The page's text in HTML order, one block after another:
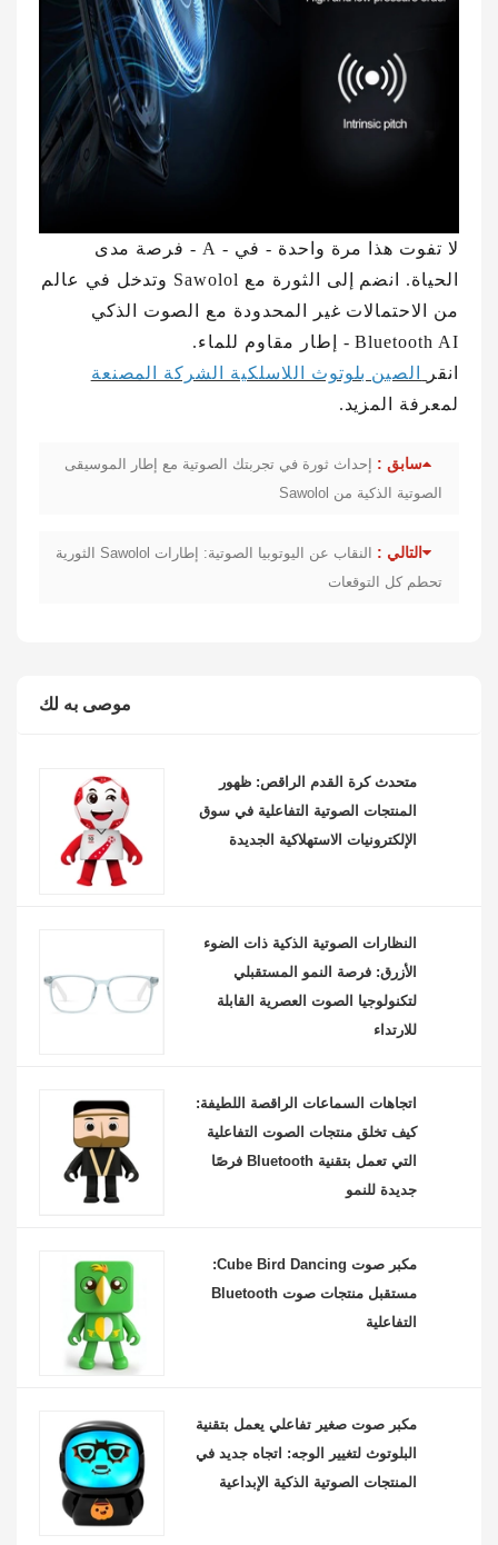
لا تفوت هذا مرة واحدة - في - A - فرصة مدى
الحياة. انضم إلى الثورة مع Sawolol وتدخل في عالم
من الاحتمالات غير المحدودة مع الصوت الذكي
Bluetooth AI - إطار مقاوم للماء.
انقر
الصين بلوتوث اللاسلكية الشركة المصنعة
لمعرفة المزيد.
سابق :
إحداث ثورة في تجربتك الصوتية مع إطار الموسيقى
الصوتية الذكية من Sawolol
التالي :
النقاب عن اليوتوبيا الصوتية: إطارات Sawolol الثورية
تحطم كل التوقعات
موصى به لك
متحدث كرة القدم الراقص: ظهور
المنتجات الصوتية التفاعلية في سوق
الإلكترونيات الاستهلاكية الجديدة
النظارات الصوتية الذكية ذات الضوء
الأزرق: فرصة النمو المستقبلي
لتكنولوجيا الصوت العصرية القابلة
للارتداء
اتجاهات السماعات الراقصة اللطيفة:
كيف تخلق منتجات الصوت التفاعلية
التي تعمل بتقنية Bluetooth فرصًا
جديدة للنمو
مكبر صوت Cube Bird Dancing:
مستقبل منتجات صوت Bluetooth
التفاعلية
مكبر صوت صغير تفاعلي يعمل بتقنية
البلوتوث لتغيير الوجه: اتجاه جديد في
المنتجات الصوتية الذكية الإبداعية